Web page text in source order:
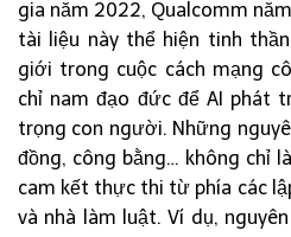
gia năm 2022, Qualcomm
tài liệu này thể hiện tinh
giới trong cuộc cách mạng
chỉ nam đạo đức để AI phát
trọng con người. Những
đồng, công bằng… không chỉ
cam kết thực thi từ phía các
và nhà làm luật. Ví dụ,